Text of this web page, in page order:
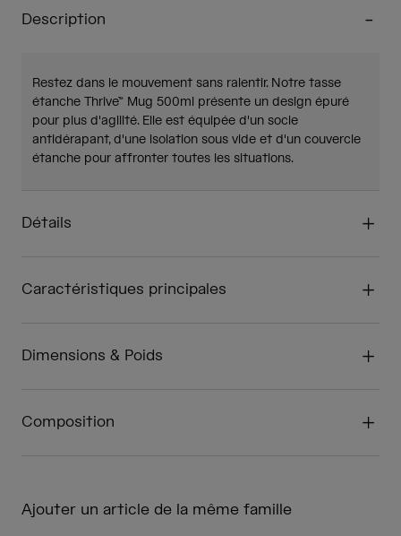
Description
Restez dans le mouvement sans ralentir. Notre tasse
étanche Thrive™ Mug 500ml présente un design épuré
pour plus d'agilité. Elle est équipée d'un socle
antidérapant, d'une isolation sous vide et d'un couvercle
étanche pour affronter toutes les situations.
Détails
Caractéristiques principales
Dimensions & Poids
Composition
Ajouter un article de la même famille